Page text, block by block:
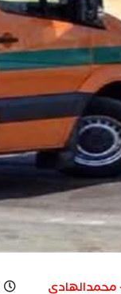
- محمدالهادي